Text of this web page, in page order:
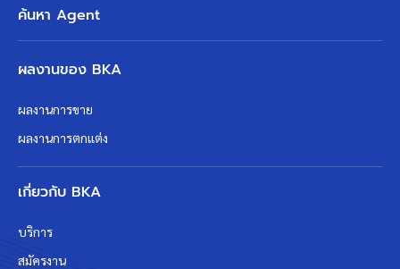
ค้นหา Agent
ผลงานของ BKA
ผลงานการขาย
ผลงานการตกแต่ง
เกี่ยวกับ BKA
บริการ
สมัครงาน